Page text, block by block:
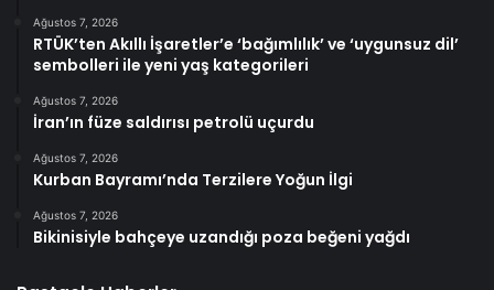
Ağustos 7, 2026
RTÜK’ten Akıllı İşaretler’e ‘bağımlılık’ ve ‘uygunsuz dil’
sembolleri ile yeni yaş kategorileri
Ağustos 7, 2026
İran’ın füze saldırısı petrolü uçurdu
Ağustos 7, 2026
Kurban Bayramı’nda Terzilere Yoğun İlgi
Ağustos 7, 2026
Bikinisiyle bahçeye uzandığı poza beğeni yağdı